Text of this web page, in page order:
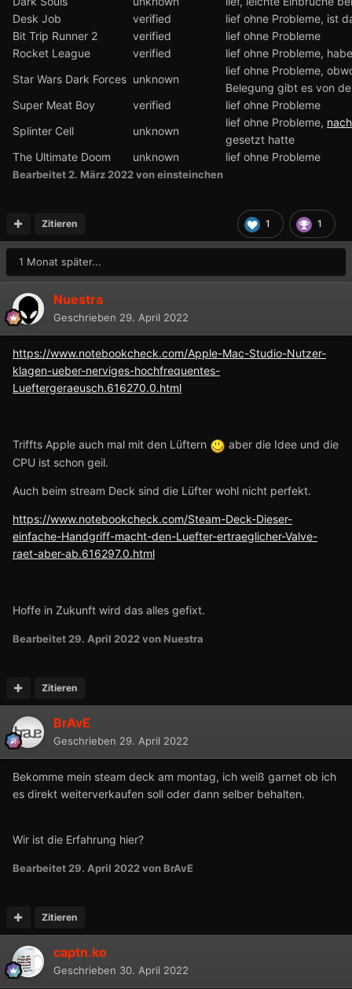
Desk Job
verified
lief ohne Probleme, ist
Bit Trip Runner 2
verified
lief ohne Probleme
Rocket League
verified
lief ohne Probleme,
Star Wars Dark Forces unknown
lief ohne Probleme,
Belegung gibt es von
Super Meat Boy
verified
lief ohne Probleme
Splinter Cell
unknown
lief ohne Probleme,
gesetzt hatte
The Ultimate Doom
unknown lief ohne Probleme
Bearbeitet2. März 2022von einsteinchen
1 1
Zitieren
1 Monat später...
Nuestra
Geschrieben 29. April 2022
https://www.notebookcheck.com/Apple-Mac-Studio-Nutzer-
klagen-ueber-nerviges-hochfrequentes-
Lueftergeraeusch.616270.0.html
Triffts Apple auch mal mit den Lüftern
aber die Idee und die
CPU ist schon geil.
Auch beim stream Deck sind die Lüfter wohl nicht perfekt.
https://www.notebookcheck.com/Steam-Deck-Dieser-
einfache-Handgriff-macht-den-Luefter-ertraeglicher-Valve-
raet-aber-ab.616297.0.html
Hoffe in Zukunft wird das alles gefixt.
Bearbeitet 29. April 2022von Nuestra
Zitieren
BrAvE
Geschrieben 29. April 2022
Bekomme mein steam deck am montag, ich weiß garnet ob ich
es direkt weiterverkaufen soll oder dann selber behalten.
Wir ist die Erfahrung hier?
Bearbeitet 29. April 2022von BrAvE
Zitieren
captn.ko
Geschrieben 30. April 2022